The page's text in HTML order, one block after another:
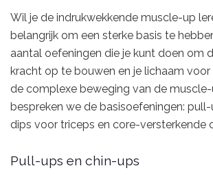
Wil je de indrukwekkende muscle-up
belangrijk om een sterke basis te
aantal oefeningen die je kunt doen om
kracht op te bouwen en je lichaam
de complexe beweging van de muscle-
bespreken we de basisoefeningen: pull-
dips voor triceps en core-versterkende
Pull-ups en chin-ups